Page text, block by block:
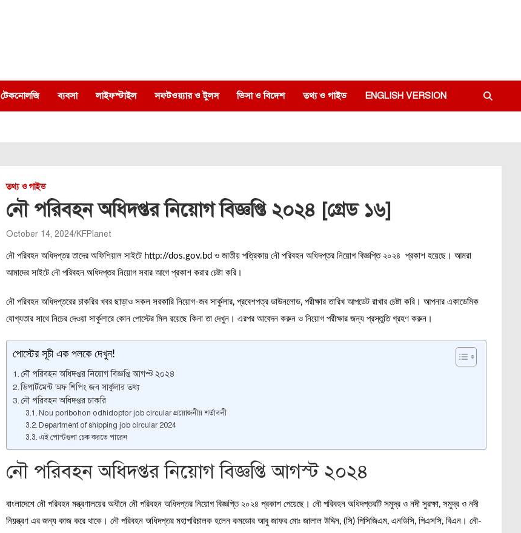
টেকনোলজি ব্যবসা লাইফস্টাইল সফটওয়্যার ও টুলস ভিসা ও বিদেশ তথ্য ও গাইড ENGLISH VERSION
তথ্য ও গাইড
নৌ পরিবহন অধিদপ্তর নিয়োগ বিজ্ঞপ্তি ২০২৪ [গ্রেড ১৬]
October 14, 2024 KFPlanet
নৌ পরিবহন অধিদপ্তর তাদের অফিশিয়াল সাইটে http://dos.gov.bd ও জাতীয় পত্রিকায় নৌ পরিবহন অধিদপ্তর নিয়োগ বিজ্ঞপ্তি ২০২৪ প্রকাশ হয়েছে। আমরা
আমাদের সাইটে নৌ পরিবহন অধিদপ্তর নিয়োগ সবার আগে প্রকাশ করার চেষ্টা করি।
নৌ পরিবহন অধিদপ্তরের চাকরির খবর ছাড়াও সকল সরকারি নিয়োগ-জব সার্কুলার, প্রবেশপত্র ডাউনলোড, পরীক্ষার তারিখ আপডেট রাখার চেষ্টা করি। আপনার একাডেমিক
যোগ্যতার সাথে নিচের দেওয়া সার্কুলারে কোন পোস্টের মিল রয়েছে কিনা তা দেখুন। এরপর আবেদন করুন ও নিয়োগ পরীক্ষার জন্য প্রস্তুতি গ্রহণ করুন।
পোস্টের সূচী এক পলকে দেখুন!
নৌ পরিবহন অধিদপ্তর নিয়োগ বিজ্ঞপ্তি আগস্ট ২০২৪
ডিপার্টমেন্ট অফ শিপিং জব সার্কুলার তথ্য
নৌ পরিবহন অধিদপ্তর চাকরি
Nou poribohon odhidoptor job circular প্রয়োজনীয় শর্তাবলী
Department of shipping job circular 2024
এই পোস্টগুলা চেক করতে পারেন
নৌ পরিবহন অধিদপ্তর নিয়োগ বিজ্ঞপ্তি আগস্ট ২০২৪
বাংলাদেশে নৌ পরিবহন মন্ত্রণালয়ের অধীনে নৌ পরিবহন অধিদপ্তর নিয়োগ বিজ্ঞপ্তি ২০২৪ প্রকাশ পেয়েছে। নৌ পরিবহন অধিদপ্তরটি সমুদ্র ও নদী সুরক্ষা, সমুদ্র ও নদী
নিয়ন্ত্রণ এর জন্য কাজ করে থাকে। নৌ পরিবহন অধিদপ্তর মহাপরিচালক হলেন কমডোর আবু জাফর মোঃ জালাল উদ্দিন, (সি) পিসিজিএম, এনডিসি, পিএসসি, বিএন। নৌ-